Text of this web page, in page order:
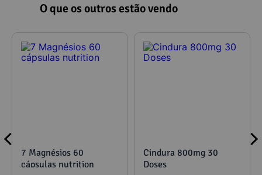
O que os outros estão vendo
7 Magnésios 60
cápsulas nutrition
Cindura 800mg 30
Doses